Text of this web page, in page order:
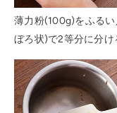
薄力粉(100g)をふる
ぼろ状)で2等分に分け